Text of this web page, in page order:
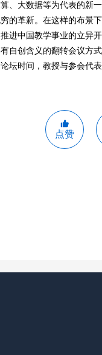
大数据等为代表的新
的革新。在这样的布景
进中国教学事业的立异开
创含义的翻转会议方
坛时间，教授与参会代
点赞